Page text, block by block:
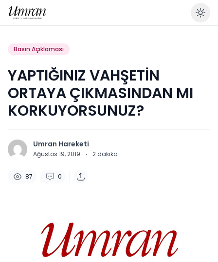
Basın Açıklaması
YAPTIĞINIZ VAHŞETİN
ORTAYA ÇIKMASINDAN MI
KORKUYORSUNUZ?
Umran Hareketi
Ağustos 19, 2019 · 2 dakika
87 0